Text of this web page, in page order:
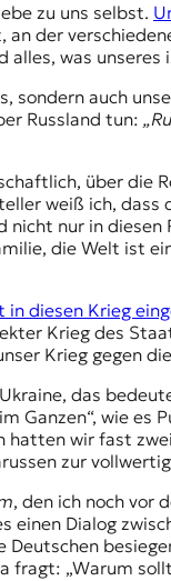
zu uns selbst.
der
alles, was
auch
Russland tun:
über die
weiß ich,
nicht nur in
die Welt ist
in diesen Krieg
Krieg des
Krieg gegen
das
Ganzen“, wie
wir fast
zur
, den ich noch vor
Dialog
fragt: „Warum